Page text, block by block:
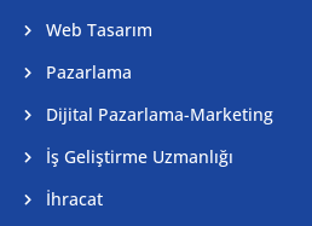
Web Tasarım
Pazarlama
Dijital Pazarlama-Marketing
İş Geliştirme Uzmanlığı
İhracat